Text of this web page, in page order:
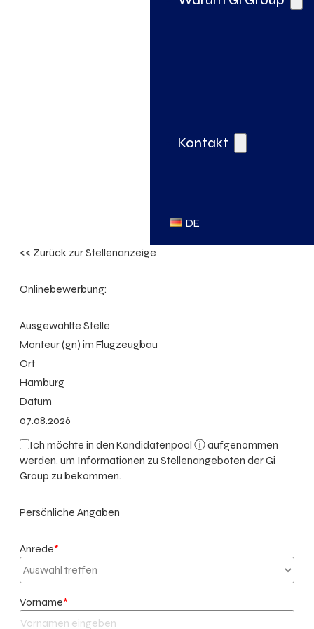
Kontakt
DE
<< Zurück zur Stellenanzeige
Onlinebewerbung:
Ausgewählte Stelle
Monteur (gn) im Flugzeugbau
Ort
Hamburg
Datum
07.08.2026
Ich möchte in denKandidatenpool ⓘaufgenommen
werden, um Informationen zu Stellenangeboten der Gi
Group zu bekommen.
Persönliche Angaben
Anrede*
Vorname*